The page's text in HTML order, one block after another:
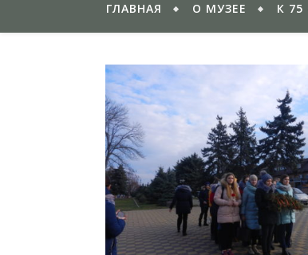
ГЛАВНАЯ О МУЗЕЕ К